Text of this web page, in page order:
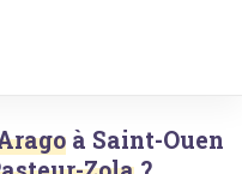
à Saint-Ouen